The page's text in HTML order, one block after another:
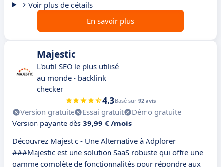
Voir plus de détails
En savoir plus
Majestic
L'outil SEO le plus utilisé
au monde - backlink
checker
4.3Basé sur 92 avis
Version gratuite Essai gratuit
Démo gratuite
Version payante dès 39,99 € /mois
Découvrez Majestic - Une Alternative à Adplorer
###Majestic est une solution SaaS robuste qui offre une
gamme complète de fonctionnalités pour répondre aux